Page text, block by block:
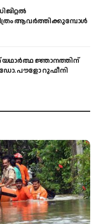
ആവര്‍ത്തിക്കുമ്പോള്‍
യഥാർത്ഥ ജ്ഞാനത്തിന്
ഡോ. പൗളോ റുഫീനി